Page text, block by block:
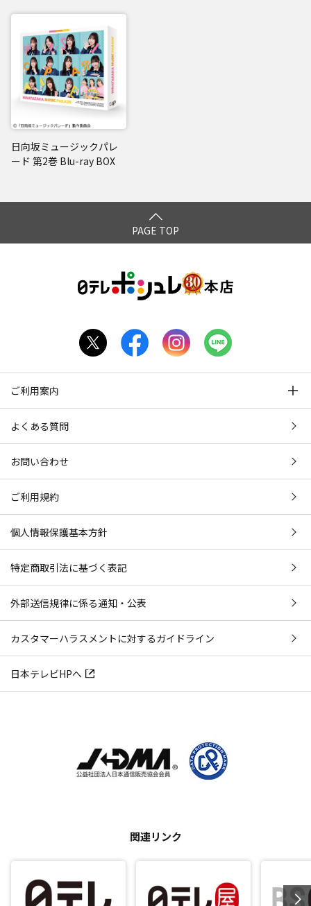
日向坂ミュージックパレ
ード 第2巻 Blu-ray BOX
PAGE TOP
ご利用案内
よくある質問
お問い合わせ
ご利用規約
個人情報保護基本方針
特定商取引法に基づく表記
外部送信規律に係る通知・公表
カスタマーハラスメントに対するガイドライン
日本テレビHPへ
関連リンク